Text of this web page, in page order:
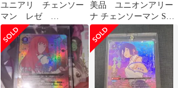
ユニアリ チェンソー
マン レゼ
SR★★★ 星3 パラレ
ル ワンオーナー品
美品 ユニオンアリー
ナ チェンソーマン SR
星3 レゼ ★★★